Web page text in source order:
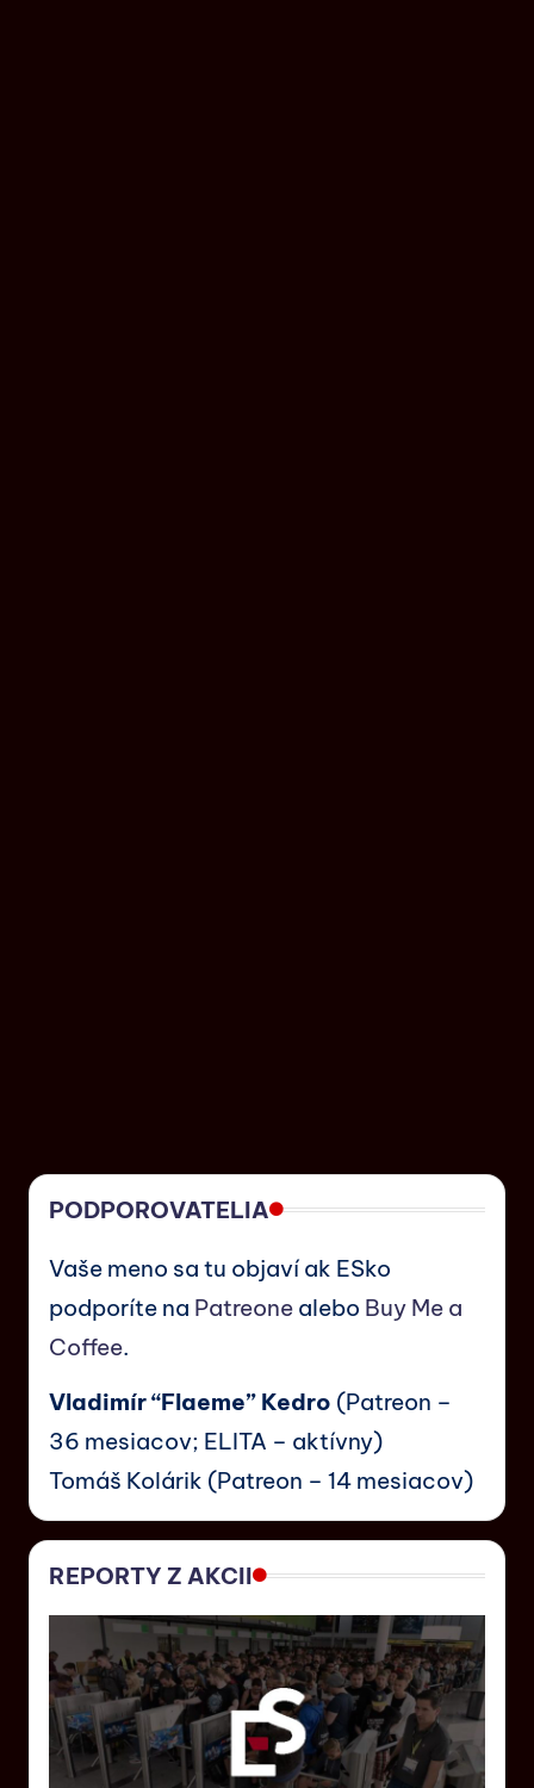
PODPOROVATELIA
Vaše meno sa tu objaví ak ESko
podporíte na Patreone alebo Buy Me a
Coffee.
Vladimír “Flaeme” Kedro (Patreon –
36 mesiacov; ELITA – aktívny)
Tomáš Kolárik (Patreon – 14 mesiacov)
REPORTY Z AKCII